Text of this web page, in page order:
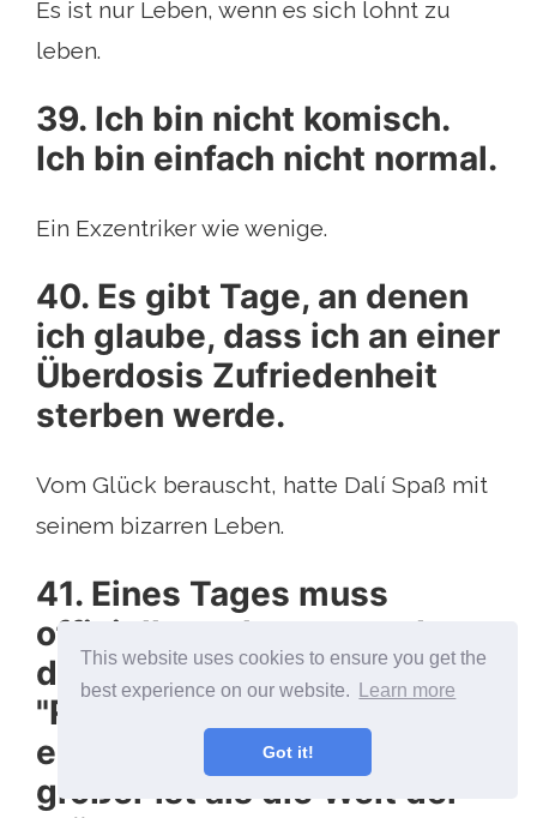
This website uses cookies to ensure you get the
best experience on our website.
Learn more
Got it!
Es ist nur Leben, wenn es sich lohnt zu
leben.
39. Ich bin nicht komisch.
Ich bin einfach nicht normal.
Ein Exzentriker wie wenige.
40. Es gibt Tage, an denen
ich glaube, dass ich an einer
Überdosis Zufriedenheit
sterben werde.
Vom Glück berauscht, hatte Dalí Spaß mit
seinem bizarren Leben.
41. Eines Tages muss
offiziell anerkannt werden,
dass das, was wir als
"Realität" getauft haben,
eine Illusion ist, die noch
größer ist als die Welt der